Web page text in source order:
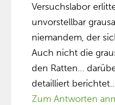
Versuchslabor
unvorstellbar
niemandem, der
Auch nicht die
den Ratten…
detailliert
Zum Antworten